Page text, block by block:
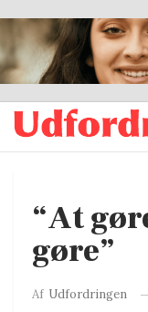
“At
gøre”
Af Udfordringen